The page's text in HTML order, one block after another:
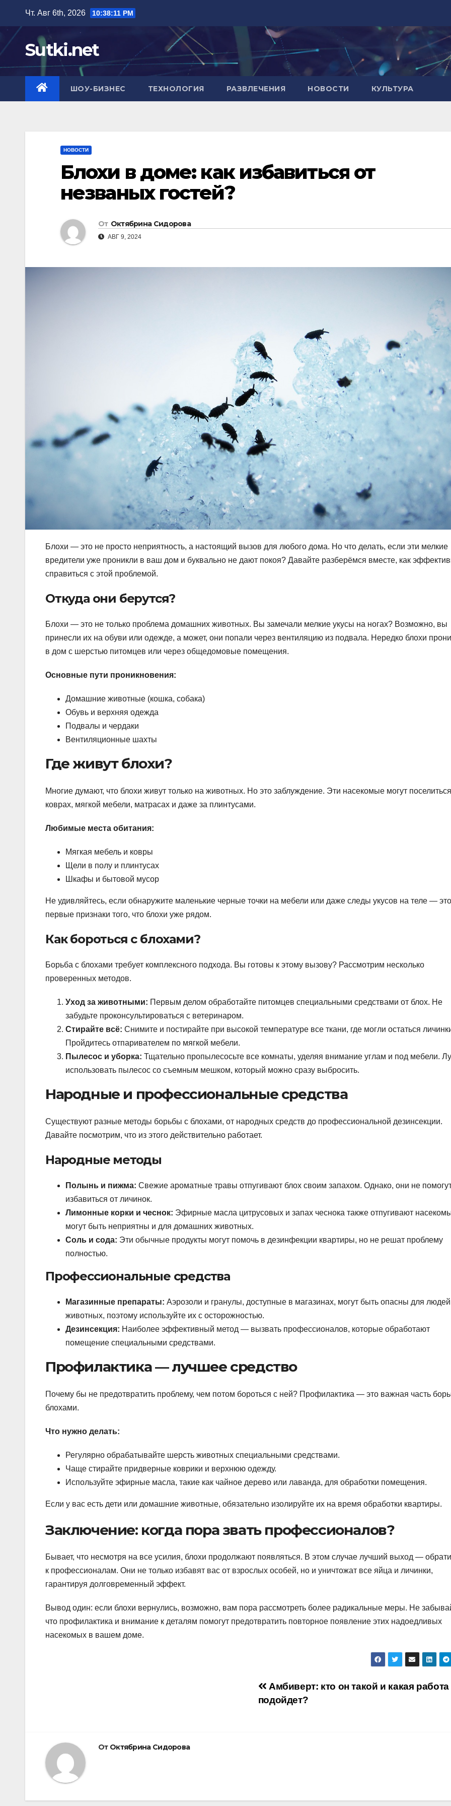
содержимому
Чт. Авг 6th, 2026 10:38:12 PM
Sutki.net
ШОУ-БИЗНЕС ТЕХНОЛОГИЯ РАЗВЛЕЧЕНИЯ НОВОСТИ КУЛЬТУРА
НОВОСТИ
Блохи в доме: как избавиться от
незваных гостей?
От Октябрина Сидорова
АВГ 9, 2024
Блохи — это не просто неприятность, а настоящий вызов для любого дома. Но что делать, если эти мелкие
вредители уже проникли в ваш дом и буквально не дают покоя? Давайте разберёмся вместе, как
справиться с этой проблемой.
Откуда они берутся?
Блохи — это не только проблема домашних животных. Вы замечали мелкие укусы на ногах? Возможно, вы
принесли их на обуви или одежде, а может, они попали через вентиляцию из подвала. Нередко блохи
в дом с шерстью питомцев или через общедомовые помещения.
Основные пути проникновения:
Домашние животные (кошка, собака)
Обувь и верхняя одежда
Подвалы и чердаки
Вентиляционные шахты
Где живут блохи?
Многие думают, что блохи живут только на животных. Но это заблуждение. Эти насекомые могут
коврах, мягкой мебели, матрасах и даже за плинтусами.
Любимые места обитания:
Мягкая мебель и ковры
Щели в полу и плинтусах
Шкафы и бытовой мусор
Не удивляйтесь, если обнаружите маленькие черные точки на мебели или даже следы укусов на теле — это
первые признаки того, что блохи уже рядом.
Как бороться с блохами?
Борьба с блохами требует комплексного подхода. Вы готовы к этому вызову? Рассмотрим несколько
проверенных методов.
Уход за животными: Первым делом обработайте питомцев специальными средствами от блох. Не
забудьте проконсультироваться с ветеринаром.
Стирайте всё: Снимите и постирайте при высокой температуре все ткани, где могли остаться
Пройдитесь отпаривателем по мягкой мебели.
Пылесос и уборка: Тщательно пропылесосьте все комнаты, уделяя внимание углам и под мебели.
использовать пылесос со съемным мешком, который можно сразу выбросить.
Народные и профессиональные средства
Существуют разные методы борьбы с блохами, от народных средств до профессиональной дезинсекции.
Давайте посмотрим, что из этого действительно работает.
Народные методы
Полынь и пижма: Свежие ароматные травы отпугивают блох своим запахом. Однако, они не
избавиться от личинок.
Лимонные корки и чеснок: Эфирные масла цитрусовых и запах чеснока также отпугивают
могут быть неприятны и для домашних животных.
Соль и сода: Эти обычные продукты могут помочь в дезинфекции квартиры, но не решат проблему
полностью.
Профессиональные средства
Магазинные препараты: Аэрозоли и гранулы, доступные в магазинах, могут быть опасны для
животных, поэтому используйте их с осторожностью.
Дезинсекция: Наиболее эффективный метод — вызвать профессионалов, которые обработают
помещение специальными средствами.
Профилактика — лучшее средство
Почему бы не предотвратить проблему, чем потом бороться с ней? Профилактика — это важная часть
блохами.
Что нужно делать:
Регулярно обрабатывайте шерсть животных специальными средствами.
Чаще стирайте придверные коврики и верхнюю одежду.
Используйте эфирные масла, такие как чайное дерево или лаванда, для обработки помещения.
Если у вас есть дети или домашние животные, обязательно изолируйте их на время обработки квартиры.
Заключение: когда пора звать профессионалов?
Бывает, что несмотря на все усилия, блохи продолжают появляться. В этом случае лучший выход —
к профессионалам. Они не только избавят вас от взрослых особей, но и уничтожат все яйца и личинки,
гарантируя долговременный эффект.
Вывод один: если блохи вернулись, возможно, вам пора рассмотреть более радикальные меры. Не
что профилактика и внимание к деталям помогут предотвратить повторное появление этих надоедливых
насекомых в вашем доме.
Амбиверт: кто он такой и какая
подойдет?
От Октябрина Сидорова